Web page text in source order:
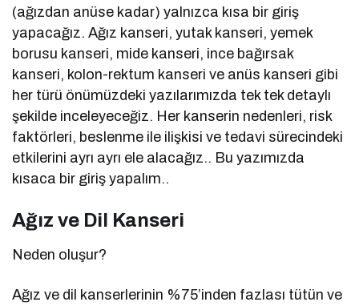
(ağızdan anüse kadar) yalnızca kısa bir giriş
yapacağız. Ağız kanseri, yutak kanseri, yemek
borusu kanseri, mide kanseri, ince bağırsak
kanseri, kolon-rektum kanseri ve anüs kanseri gibi
her türü önümüzdeki yazılarımızda tek tek detaylı
şekilde inceleyeceğiz. Her kanserin nedenleri, risk
faktörleri, beslenme ile ilişkisi ve tedavi sürecindeki
etkilerini ayrı ayrı ele alacağız.. Bu yazımızda
kısaca bir giriş yapalım..
Ağız ve Dil Kanseri
Neden oluşur?
Ağız ve dil kanserlerinin %75’inden fazlası tütün ve